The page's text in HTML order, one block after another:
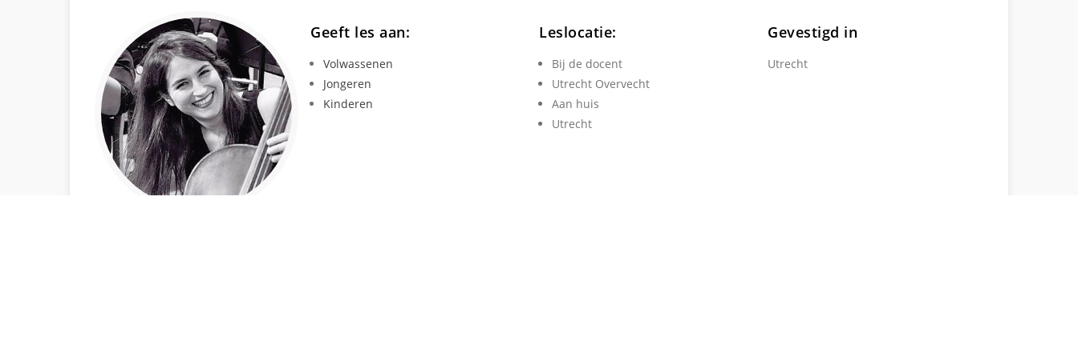
Geeft les aan:
Volwassenen
Jongeren
Kinderen
Leslocatie:
Bij de docent
Utrecht Overvecht
Aan huis
Utrecht
Gevestigd in
Utrecht